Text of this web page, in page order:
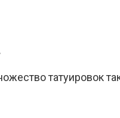
татуировок